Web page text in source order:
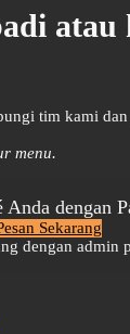
atau
tim kami dan
menu.
dengan
Sekarang
dengan admin